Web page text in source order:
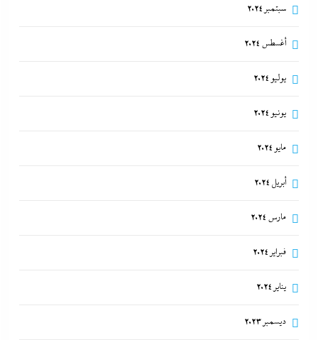
سبتمبر 2024
أغسطس 2024
يوليو 2024
يونيو 2024
مايو 2024
أبريل 2024
مارس 2024
فبراير 2024
يناير 2024
ديسمبر 2023